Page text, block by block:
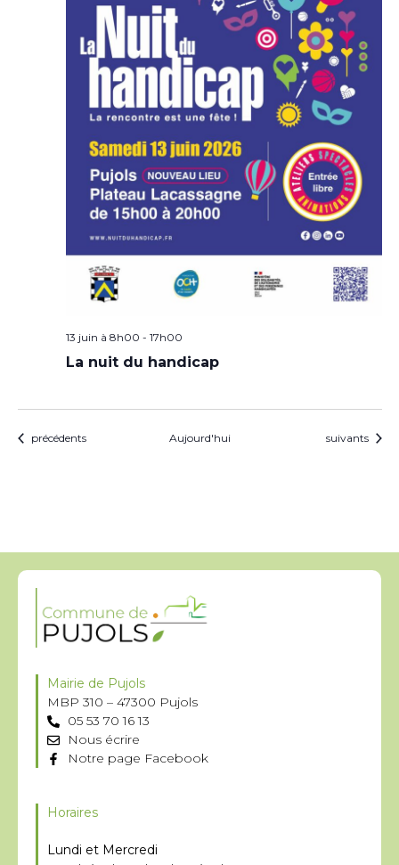
13 juin à 8h00 - 17h00
La nuit du handicap
Évènements
précédents Aujourd'hui Évènements
suivants
Mairie de Pujols
MBP 310 – 47300 Pujols
05 53 70 16 13
Nous écrire
Notre page Facebook
Horaires
Lundi et Mercredi